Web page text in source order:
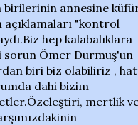
birilerinin annesine
açıklamaları "kontrol
hep kalabalıklara
sorun Ömer Durmuş'un
biri biz olabiliriz ,
dahi bizim
mertlik